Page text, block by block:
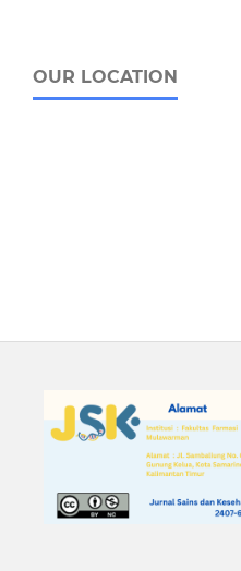
OUR LOCATION